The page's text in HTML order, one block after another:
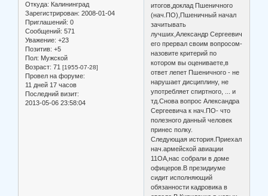
Откуда: Калининград
Зарегистрирован: 2008-01-04
Приглашений: 0
Сообщений: 571
Уважение: +23
Позитив: +5
Пол: Мужской
Возраст: 71 [1955-07-28]
Провел на форуме:
11 дней 17 часов
Последний визит:
2013-05-06 23:58:04
итогов,доклад Пшеничного
(нач.ПО),Пшеничный начал
зачитывать
лучших,Александр Сергеевич
его прервал своим вопросом-
назовите критерий по
котором вы оцениваете,в
ответ лепет Пшеничного - не
нарушает дисциплину, не
употребляет спиртного, ... и
тд.Снова вопрос Александра
Сергеевича к нач.ПО- что
полезного данный человек
принес полку.
Следующая история.Приехал
нач.армейской авиации
11ОА,нас собрали в доме
офицеров.В президиуме
сидит исполняющий
обязанности кадровика в